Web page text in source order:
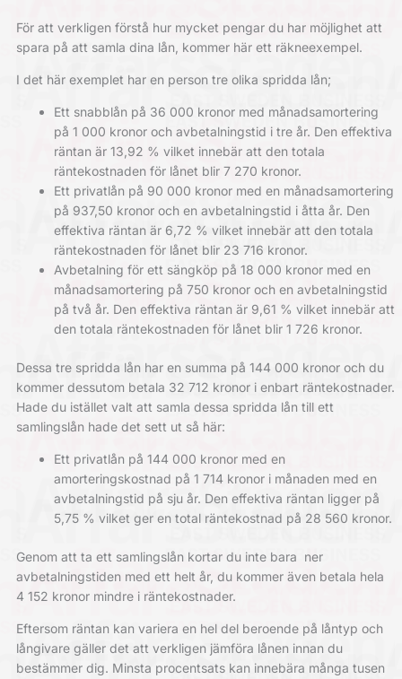
För att verkligen förstå hur mycket pengar du har möjlighet att
spara på att samla dina lån, kommer här ett räkneexempel.
I det här exemplet har en person tre olika spridda lån;
Ett snabblån på 36 000 kronor med månadsamortering
på 1 000 kronor och avbetalningstid i tre år. Den effektiva
räntan är 13,92 % vilket innebär att den totala
räntekostnaden för lånet blir 7 270 kronor.
Ett privatlån på 90 000 kronor med en månadsamortering
på 937,50 kronor och en avbetalningstid i åtta år. Den
effektiva räntan är 6,72 % vilket innebär att den totala
räntekostnaden för lånet blir 23 716 kronor.
Avbetalning för ett sängköp på 18 000 kronor med en
månadsamortering på 750 kronor och en avbetalningstid
på två år. Den effektiva räntan är 9,61 % vilket innebär att
den totala räntekostnaden för lånet blir 1 726 kronor.
Dessa tre spridda lån har en summa på 144 000 kronor och du
kommer dessutom betala 32 712 kronor i enbart räntekostnader.
Hade du istället valt att samla dessa spridda lån till ett
samlingslån hade det sett ut så här:
Ett privatlån på 144 000 kronor med en
amorteringskostnad på 1 714 kronor i månaden med en
avbetalningstid på sju år. Den effektiva räntan ligger på
5,75 % vilket ger en total räntekostnad på 28 560 kronor.
Genom att ta ett samlingslån kortar du inte bara ner
avbetalningstiden med ett helt år, du kommer även betala hela
4 152 kronor mindre i räntekostnader.
Eftersom räntan kan variera en hel del beroende på låntyp och
långivare gäller det att verkligen jämföra lånen innan du
bestämmer dig. Minsta procentsats kan innebära många tusen